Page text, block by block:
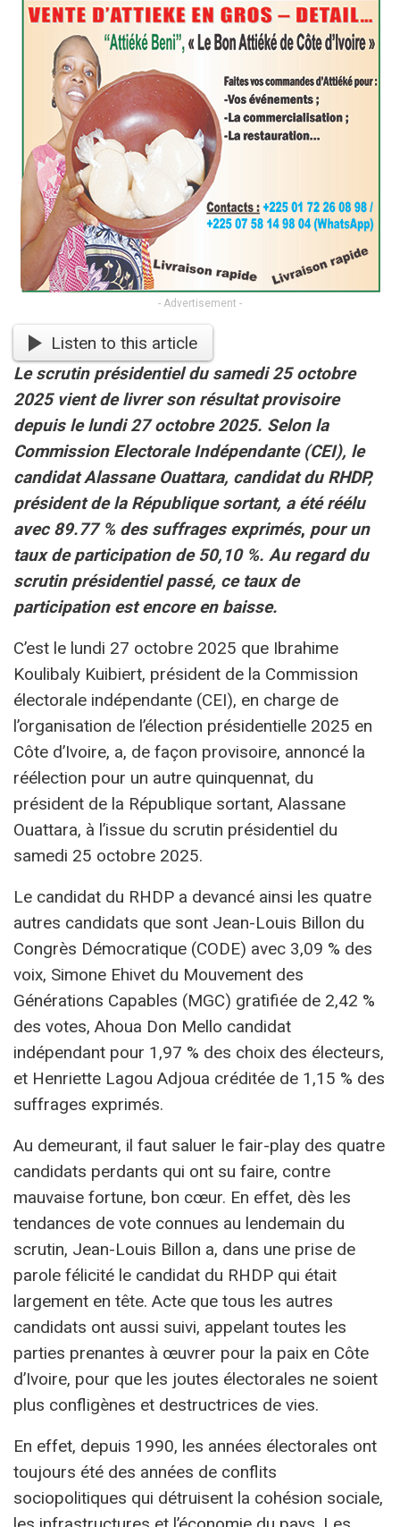
- Advertisement -
Listen to this article
Le scrutin présidentiel du samedi 25 octobre
2025 vient de livrer son résultat provisoire
depuis le lundi 27 octobre 2025. Selon la
Commission Electorale Indépendante (CEI), le
candidat Alassane Ouattara, candidat du RHDP,
président de la République sortant, a été réélu
avec 89.77 % des suffrages exprimés, pour un
taux de participation de 50,10 %. Au regard du
scrutin présidentiel passé, ce taux de
participation est encore en baisse.
C’est le lundi 27 octobre 2025 que Ibrahime
Koulibaly Kuibiert, président de la Commission
électorale indépendante (CEI), en charge de
l’organisation de l’élection présidentielle 2025 en
Côte d’Ivoire, a, de façon provisoire, annoncé la
réélection pour un autre quinquennat, du
président de la République sortant, Alassane
Ouattara, à l’issue du scrutin présidentiel du
samedi 25 octobre 2025.
Le candidat du RHDP a devancé ainsi les quatre
autres candidats que sont Jean-Louis Billon du
Congrès Démocratique (CODE) avec 3,09 % des
voix, Simone Ehivet du Mouvement des
Générations Capables (MGC) gratifiée de 2,42 %
des votes, Ahoua Don Mello candidat
indépendant pour 1,97 % des choix des électeurs,
et Henriette Lagou Adjoua créditée de 1,15 % des
suffrages exprimés.
Au demeurant, il faut saluer le fair-play des quatre
candidats perdants qui ont su faire, contre
mauvaise fortune, bon cœur. En effet, dès les
tendances de vote connues au lendemain du
scrutin, Jean-Louis Billon a, dans une prise de
parole félicité le candidat du RHDP qui était
largement en tête. Acte que tous les autres
candidats ont aussi suivi, appelant toutes les
parties prenantes à œuvrer pour la paix en Côte
d’Ivoire, pour que les joutes électorales ne soient
plus confligènes et destructrices de vies.
En effet, depuis 1990, les années électorales ont
toujours été des années de conflits
sociopolitiques qui détruisent la cohésion sociale,